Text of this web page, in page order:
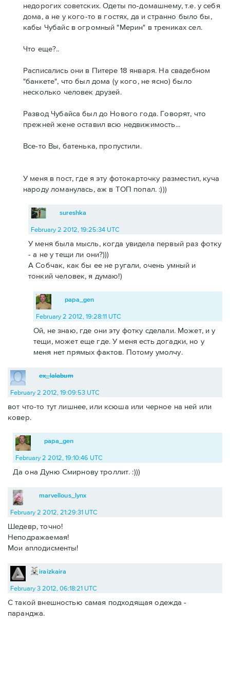
недорогих советских. Одеты по-домашнему, т.е. у себя
дома, а не у кого-то в гостях, да и странно было бы,
кабы Чубайс в огромный "Мерин" в трениках сел.
Что еще?..
Расписались они в Питере 18 января. На свадебном
"банкете", что был дома (у кого, не ясно) было
несколько человек друзей.
Развод Чубайса был до Нового года. Говорят, что
прежней жене оставил всю недвижимость...
Все-то Вы, батенька, пропустили.
У меня в пост, где я эту фотокарточку разместил, куча
народу ломанулась, аж в ТОП попал. :)))
sureshka
February 2 2012, 19:25:34 UTC
У меня была мысль, когда увидела первый раз фотку
- а не у тещи ли они?)))
А Собчак, как бы ее не ругали, очень умный и
тонкий человек, я думаю!)
papa_gen
February 2 2012, 19:28:11 UTC
Ой, не знаю, где они эту фотку сделали. Может, и у
тещи, может еще где. У меня есть догадки, но у
меня нет прямых фактов. Потому умолчу.
ex_lalabum
February 2 2012, 19:09:53 UTC
вот что-то тут лишнее, или ксюша или черное на ней или
ковер.
papa_gen
February 2 2012, 19:10:46 UTC
Да она Дуню Смирнову троллит. :)))
marvellous_lynx
February 2 2012, 21:29:31 UTC
Шедевр, точно!
Неподражаемая!
Мои аплодисменты!
iraizkaira
February 3 2012, 06:18:21 UTC
С такой внешностью самая подходящая одежда -
паранджа.